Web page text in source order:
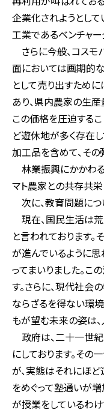
企業化されようとし
工業であるベンチャ
さらに今般、コスモ
面においては画期的
として売り出すため
あり、県内農家の生産
この価格を圧迫する
ど遊休地が多く存在
加工品を含めて、そ
林業振興にかかわ
マト農家との共存共
次に、教育問題につ
現在、国民生活は
と言われております
が進んでいるように
ってまいりました。
す。さらに、現代社
ならざるを得ない環
もが望む未来の姿は
政府は、二十一世紀
にしております。そ
が、実態はそれにほ
をめぐって塾通いが
が授業をしているわ